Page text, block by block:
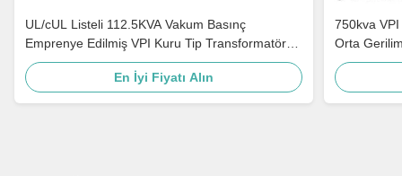
UL/cUL Listeli 112.5KVA Vakum Basınç
Emprenye Edilmiş VPI Kuru Tip Transformatör
240V - 480V DOE 2016'ya Uygun
En İyi Fiyatı Alın
750kva
Orta